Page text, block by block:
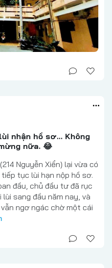
nhận hồ sơ... Không
nữa. 😂
Nguyễn Xiển) lại vừa có
tục lùi hạn nộp hồ sơ.
đầu, chủ đầu tư đã rục
sang đầu năm nay, và
ngơ ngác chờ một cái